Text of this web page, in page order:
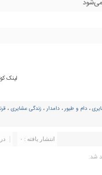
لینک
،دام و طيور، دامدار، زندگی عشایری ،
انتشار یافته : ۰
شد.